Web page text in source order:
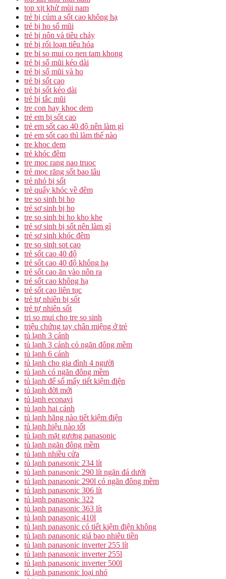
top xịt khử mùi nam
trẻ bị cúm a sốt cao không hạ
trẻ bị ho sổ mũi
trẻ bị nôn và tiêu chảy
trẻ bị rối loạn tiêu hóa
tre bi so mui co nen tam khong
trẻ bị sổ mũi kéo dài
trẻ bị sổ mũi và ho
trẻ bị sốt cao
trẻ bị sốt kéo dài
trẻ bị tắc mũi
tre con hay khoc dem
trẻ em bị sốt cao
trẻ em sốt cao 40 độ nên làm gì
trẻ em sốt cao thì làm thế nào
tre khoc dem
trẻ khóc đêm
tre moc rang nao truoc
trẻ mọc răng sốt bao lâu
trẻ nhỏ bị sốt
trẻ quấy khóc về đêm
tre so sinh bi ho
trẻ sơ sinh bị ho
tre so sinh bi ho kho khe
trẻ sơ sinh bị sốt nên làm gì
trẻ sơ sinh khóc đêm
tre so sinh sot cao
trẻ sốt cao 40 độ
trẻ sốt cao 40 độ không hạ
trẻ sốt cao ăn vào nôn ra
trẻ sốt cao không hạ
trẻ sốt cao liên tục
trẻ tự nhiên bị sốt
trẻ tự nhiên sốt
tri so mui cho tre so sinh
triệu chứng tay chân miệng ở trẻ
tủ lạnh 3 cánh
tủ lạnh 3 cánh có ngăn đông mềm
tủ lạnh 6 cánh
tủ lạnh cho gia đình 4 người
tủ lạnh có ngăn đông mềm
tủ lạnh để số mấy tiết kiệm điện
tủ lạnh đời mới
tủ lạnh econavi
tủ lạnh hai cánh
tủ lạnh hãng nào tiết kiệm điện
tủ lạnh hiệu nào tốt
tủ lạnh mặt gương panasonic
tủ lạnh ngăn đông mềm
tủ lạnh nhiều cửa
tủ lạnh panasonic 234 lít
tủ lạnh panasonic 290 lít ngăn đá dưới
tủ lạnh panasonic 290l có ngăn đông mềm
tủ lạnh panasonic 306 lít
tủ lạnh panasonic 322
tủ lạnh panasonic 363 lít
tủ lạnh panasonic 410l
tủ lạnh panasonic có tiết kiệm điện không
tủ lạnh panasonic giá bao nhiêu tiền
tủ lạnh panasonic inverter 255 lít
tủ lạnh panasonic inverter 255l
tủ lạnh panasonic inverter 500l
tủ lạnh panasonic loại nhỏ